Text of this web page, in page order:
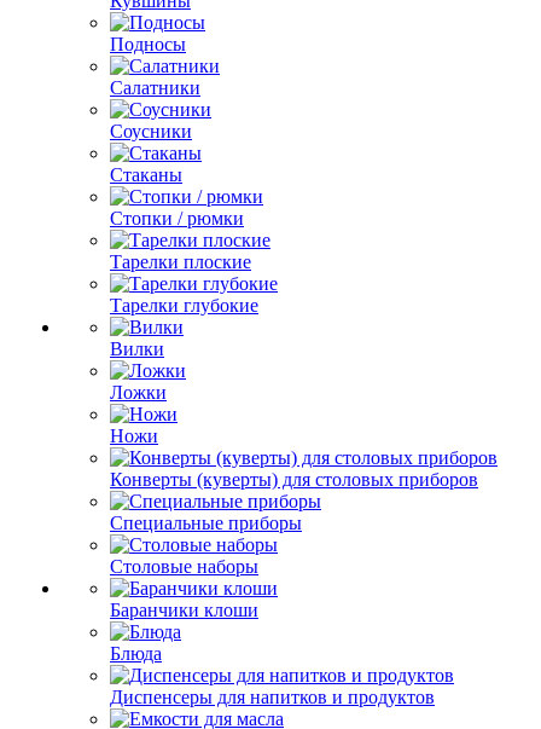
Подносы
Салатники
Соусники
Стаканы
Стопки / рюмки
Тарелки плоские
Тарелки глубокие
Вилки
Ложки
Ножи
Конверты (куверты) для столовых приборов
Специальные приборы
Столовые наборы
Баранчики клоши
Блюда
Диспенсеры для напитков и продуктов